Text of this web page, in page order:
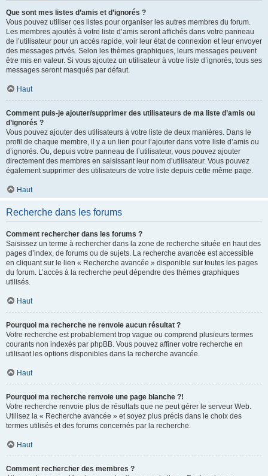
Que sont mes listes d’amis et d’ignorés ?
Vous pouvez utiliser ces listes pour organiser les autres membres du forum.
Les membres ajoutés à votre liste d’amis seront affichés dans votre panneau
de l’utilisateur pour un accès rapide, voir leur état de connexion et leur envoyer
des messages privés. Selon les thèmes graphiques, leurs messages peuvent
être mis en valeur. Si vous ajoutez un utilisateur à votre liste d’ignorés, tous ses
messages seront masqués par défaut.
Haut
Comment puis-je ajouter/supprimer des utilisateurs de ma liste d’amis ou
d’ignorés ?
Vous pouvez ajouter des utilisateurs à votre liste de deux manières. Dans le
profil de chaque membre, il y a un lien pour l’ajouter dans votre liste d’amis ou
d’ignorés. Ou, depuis votre panneau de l’utilisateur, vous pouvez ajouter
directement des membres en saisissant leur nom d’utilisateur. Vous pouvez
également supprimer des utilisateurs de votre liste depuis cette même page.
Haut
Recherche dans les forums
Comment rechercher dans les forums ?
Saisissez un terme à rechercher dans la zone de recherche située en haut des
pages d’index, de forums ou de sujets. La recherche avancée est accessible
en cliquant sur le lien « Recherche avancée » disponible sur toutes les pages
du forum. L’accès à la recherche peut dépendre des thèmes graphiques
utilisés.
Haut
Pourquoi ma recherche ne renvoie aucun résultat ?
Votre recherche est probablement trop vague ou comprend plusieurs termes
courants non indexés par phpBB. Vous pouvez affiner votre recherche en
utilisant les options disponibles dans la recherche avancée.
Haut
Pourquoi ma recherche renvoie une page blanche ?!
Votre recherche renvoie plus de résultats que ne peut gérer le serveur Web.
Utilisez la « Recherche avancée » et soyez plus précis dans le choix des
termes utilisés et des forums concernés par la recherche.
Haut
Comment rechercher des membres ?